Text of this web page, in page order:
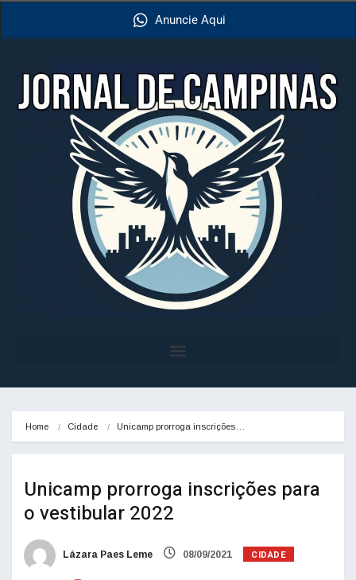
Anuncie Aqui
Home Cidade Unicamp prorroga inscrições…
Unicamp prorroga inscrições para
o vestibular 2022
Lázara Paes Leme 08/09/2021 CIDADE